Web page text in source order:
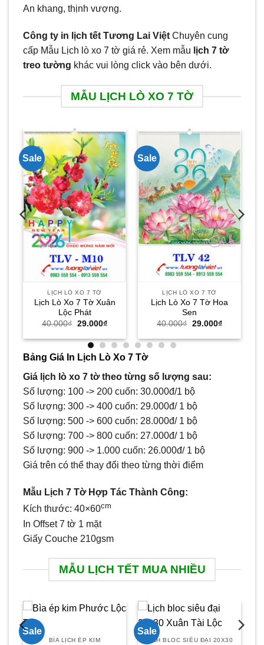
An khang, thịnh vượng.
Công ty in lịch tết Tương Lai Việt Chuyên cung
cấp Mẫu Lịch lò xo 7 tờ giá rẻ. Xem mẫu lịch 7 tờ
treo tường khác vui lòng click vào bên dưới.
MẪU LỊCH LÒ XO 7 TỜ
Sale
LỊCH LÒ XO 7 TỜ
Lịch Lò Xo 7 Tờ Xuân
Lộc Phát
40.000₫ Giá
là:
40.000₫.
29.000₫Giá
tại
là:
29.000₫.
Sale
LỊCH LÒ XO 7 TỜ
Lịch Lò Xo 7 Tờ Hoa
Sen
40.000₫ Giá
là:
29.000₫Giá
tại
Bảng Giá In Lịch Lò Xo 7 Tờ
Giá lịch lò xo 7 tờ theo từng số lượng sau:
Số lượng: 100 -> 200 cuốn: 30.000đ/1 bộ
Số lượng: 300 -> 400 cuốn: 29.000đ/ 1 bộ
Số lượng: 500 -> 600 cuốn: 28.000đ/ 1 bộ
Số lượng: 700 -> 800 cuốn: 27.000đ/ 1 bộ
Số lượng: 900 -> 1.000 cuốn: 26.000đ/ 1 bộ
Giá trên có thể thay đổi theo từng thời điểm
Mẫu Lịch 7 Tờ Hợp Tác Thành Công:
Kích thước: 40×60cm
In Offset 7 tờ 1 mặt
Giấy Couche 210gsm
MẪU LỊCH TẾT MUA NHIỀU
Sale
BÌA LỊCH ÉP KIM
Sale
LỊCH BLOC SIÊU ĐẠI 20X30